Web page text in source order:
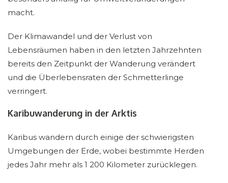
macht.
Der Klimawandel und der Verlust von
Lebensräumen haben in den letzten Jahrzehnten
bereits den Zeitpunkt der Wanderung verändert
und die Überlebensraten der Schmetterlinge
verringert.
Karibuwanderung in der Arktis
Karibus wandern durch einige der schwierigsten
Umgebungen der Erde, wobei bestimmte Herden
jedes Jahr mehr als 1 200 Kilometer zurücklegen.